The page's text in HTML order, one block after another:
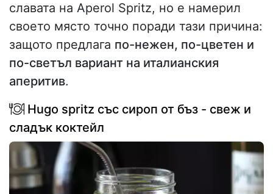
славата на Aperol Spritz, но е намерил
своето място точно поради тази причина:
защото предлага по-нежен, по-цветен и
по-светъл вариант на италианския
аперитив.
Hugo spritz със сироп от бъз - свеж и
сладък коктейл